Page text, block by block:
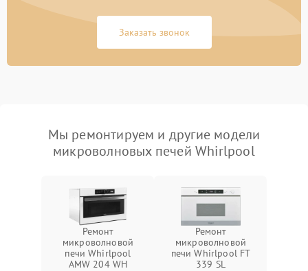
Заказать звонок
Мы ремонтируем и другие модели
микроволновых печей Whirlpool
Ремонт
микроволновой
печи Whirlpool
AMW 204 WH
Ремонт
микроволновой
печи Whirlpool FT
339 SL